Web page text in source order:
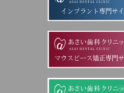
インプラント専門サ
マウスピース矯正専門